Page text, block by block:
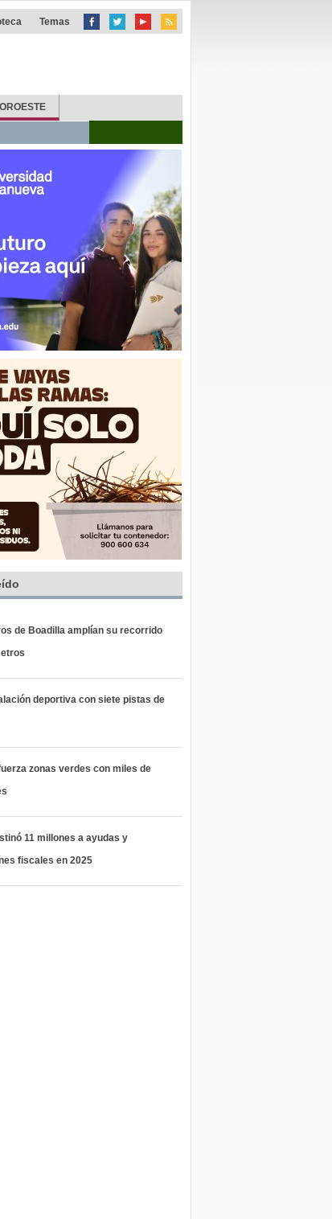
Temas
de Boadilla amplían su recorrido
deportiva con siete pistas de
zonas verdes con miles de
11 millones a ayudas y
fiscales en 2025